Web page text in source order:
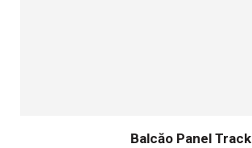
Balcăo Panel Track